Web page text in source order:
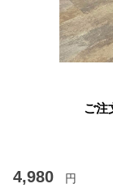
ご注
4,980 円